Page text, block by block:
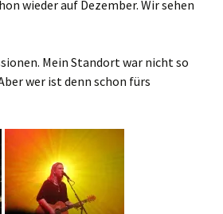
wieder auf Dezember. Wir sehen
Mein Standort war nicht so
wer ist denn schon fürs